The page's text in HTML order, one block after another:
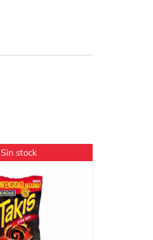
Sin stock